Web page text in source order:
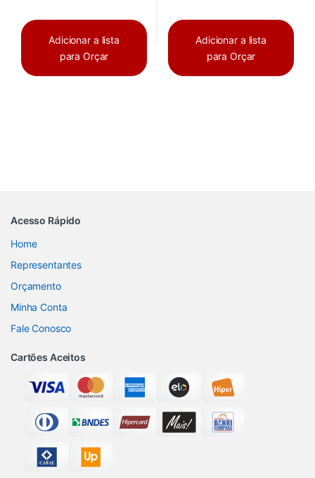
Adicionar a lista
para Orçar
Adicionar a lista
para Orçar
Acesso Rápido
Home
Representantes
Orçamento
Minha Conta
Fale Conosco
Cartões Aceitos